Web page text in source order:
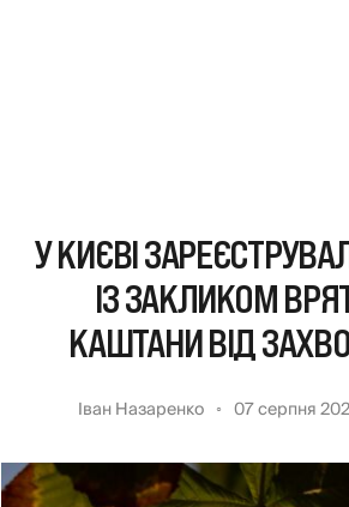
У КИЄВІ
ІЗ ЗАКЛИКОМ
КАШТАНИ ВІД
Іван Назаренко 07 серпня